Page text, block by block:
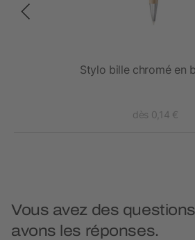
Stylo bille chromé en
dès 0,14 €
Vous avez des
avons les réponses.